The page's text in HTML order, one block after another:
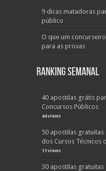
9 dicas matadoras
público
O que um
para as provas
Ranking Semanal
40 apostilas grátis
Concursos Públicos
44 views
50 apostilas
dos Cursos Técnicos
13 views
30 apostilas